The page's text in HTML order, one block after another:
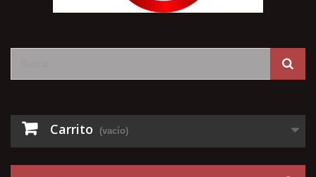
Carrito (vacío)